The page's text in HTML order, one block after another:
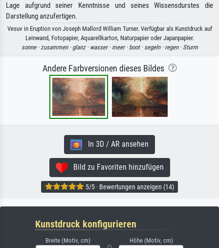
Lage aufgrund seiner Kenntnisse und seines Wissensdurstes die
Darstellung anzufertigen.
Vesuv in Eruption von Joseph Mallord William Turner. Verfügbar als Kunstdruck auf
Leinwand, Fotopapier, Aquarellkarton, Naturpapier oder Japanpapier.
sonne ·zusammen · glanz · wasser · meer · boot · segeln · regen · Sturm
Andere Farbversionen dieses Bildes
In 3D / AR ansehen
Bild zu Favoriten hinzufügen
5/5 · Bewertungen anzeigen (14)
Kunstdruck konfigurieren
Breite (Motiv, cm) Höhe (Motiv, cm)